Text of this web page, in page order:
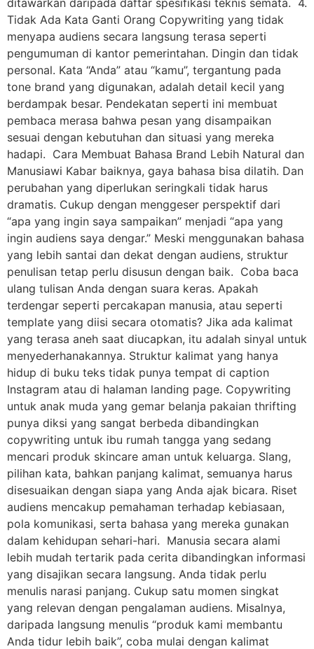
Tidak Ada Kata Ganti Orang Copywriting yang tidak
menyapa audiens secara langsung terasa seperti
pengumuman di kantor pemerintahan. Dingin dan tidak
personal. Kata “Anda” atau “kamu”, tergantung pada
tone brand yang digunakan, adalah detail kecil yang
berdampak besar. Pendekatan seperti ini membuat
pembaca merasa bahwa pesan yang disampaikan
sesuai dengan kebutuhan dan situasi yang mereka
hadapi. Cara Membuat Bahasa Brand Lebih Natural dan
Manusiawi Kabar baiknya, gaya bahasa bisa dilatih. Dan
perubahan yang diperlukan seringkali tidak harus
dramatis. Cukup dengan menggeser perspektif dari
“apa yang ingin saya sampaikan” menjadi “apa yang
ingin audiens saya dengar.” Meski menggunakan bahasa
yang lebih santai dan dekat dengan audiens, struktur
penulisan tetap perlu disusun dengan baik. Coba baca
ulang tulisan Anda dengan suara keras. Apakah
terdengar seperti percakapan manusia, atau seperti
template yang diisi secara otomatis? Jika ada kalimat
yang terasa aneh saat diucapkan, itu adalah sinyal untuk
menyederhanakannya. Struktur kalimat yang hanya
hidup di buku teks tidak punya tempat di caption
Instagram atau di halaman landing page. Copywriting
untuk anak muda yang gemar belanja pakaian thrifting
punya diksi yang sangat berbeda dibandingkan
copywriting untuk ibu rumah tangga yang sedang
mencari produk skincare aman untuk keluarga. Slang,
pilihan kata, bahkan panjang kalimat, semuanya harus
disesuaikan dengan siapa yang Anda ajak bicara. Riset
audiens mencakup pemahaman terhadap kebiasaan,
pola komunikasi, serta bahasa yang mereka gunakan
dalam kehidupan sehari-hari. Manusia secara alami
lebih mudah tertarik pada cerita dibandingkan informasi
yang disajikan secara langsung. Anda tidak perlu
menulis narasi panjang. Cukup satu momen singkat
yang relevan dengan pengalaman audiens. Misalnya,
daripada langsung menulis “produk kami membantu
Anda tidur lebih baik”, coba mulai dengan kalimat